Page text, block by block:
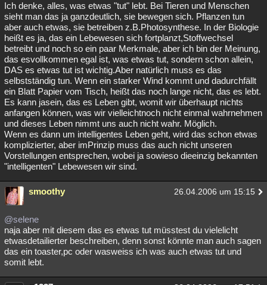
Ich denke, alles, was etwas "tut" lebt. Bei Tieren und Menschen
sieht man das ja ganzdeutlich, sie bewegen sich. Pflanzen tun
aber auch etwas, sie betreiben z.B.Photosynthese. In der Biologie
heißt es ja, das ein Lebewesen sich fortplanzt,Stoffwechsel
betreibt und noch so ein paar Merkmale, aber ich bin der Meinung,
das esvollkommen egal ist, was etwas tut, sondern schon allein,
DAS es etwas tut ist wichtig.Aber natürlich muss es das
selbstständig tun. Wenn ein starker Wind kommt und dadurchfällt
ein Blatt Papier vom Tisch, heißt das noch lange nicht, das es lebt.
Es kann jasein, das es Leben gibt, womit wir überhaupt nichts
anfangen können, was wir vielleichtnoch nicht einmal wahrnehmen
und dieses Leben nimmt uns auch nicht wahr. Möglich.
Wenn es dann um intelligentes Leben geht, wird das schon etwas
komplizierter, aber imPrinzip muss das auch nicht unseren
Vorstellungen entsprechen, wobei ja sowieso dieeinzig bekannten
"intelligenten" Lebewesen wir sind.
smoothy 26.04.2006 um 15:15
@selene
naja aber mit diesem das es etwas tut müsstest du vielelicht
etwasdetailierter beschreiben, denn sonst könnte man auch sagen
das ein toaster,pc oder wasweiss ich was auch etwas tut und
somit lebt.